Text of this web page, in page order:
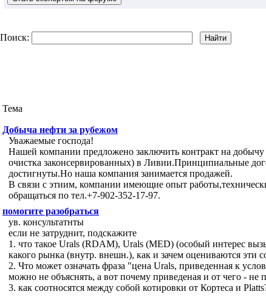
Поиск:
Тема
Добыча нефти за рубежом
Уважаемые господа!
Нашей компании предложено заключить контракт на
очистка законсервированных) в Ливии.Принципиальные
достигнуты.Но наша компания занимается продажей.
В связи с этиим, компании имеющие опыт
обращаться по тел.+7-902-352-17-97.
помогите разобраться
ув. консультатнты
если не затруднит, подскажите
1. что такое Urals (RDAM), Urals (MED) (особый интерес
какого рынка (внутр. внешн.), как и зачем оцениваются эти
2. Что может означать фраза "цена Urals, приведенная к
можно не объяснять, а вот почему приведеная и от чего - не
3. как соотносятся между собой котировки от Кортеса и